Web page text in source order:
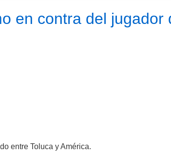
en contra del jugador
entre Toluca y América.